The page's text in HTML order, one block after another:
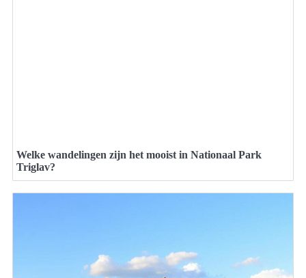
Welke wandelingen zijn het mooist in Nationaal Park
Triglav?